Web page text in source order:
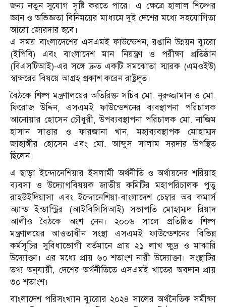
জন্য নতুন সুযোগ সৃষ্টি করতে পারে। এ ক্ষেত্রে হালাল শিল্পের
জ্ঞান ও অভিজ্ঞতা বিনিময়ের মাধ্যমে দুই দেশের মধ্যে সহযোগিতা
আরো জোরদার হবে।
এ সময় বাংলাদেশের এসএমই ফাউন্ডেশন, রপ্তানি উন্নয়ন ব্যুরো
(ইপিবি) এবং বাংলাদেশ মান নিয়ন্ত্রণ ও পরীক্ষা প্রতিষ্ঠান
(বিএসটিআই)-এর সঙ্গে দ্রুত একটি সমঝোতা স্মারক (এমওইউ)
স্বাক্ষরের বিষয়ে আগ্রহ প্রকাশ করেন রাষ্ট্রদূত।
বৈঠকে শিল্প মন্ত্রণালয়ের অতিরিক্ত সচিব মো. নূরুজ্জামান ও মো.
ফিরোজ উদ্দিন, এসএমই ফাউন্ডেশনের ব্যবস্থাপনা পরিচালক
আনোয়ার হোসেন চৌধুরী, উপব্যবস্থাপনা পরিচালক মো. নাজিম
হাসান সাত্তার ও ফারজানা খান, মহাব্যবস্থাপক মোহাম্মদ
জাহাঙ্গীর হোসেন এবং মো. আব্দুস সালাম সরদার উপস্থিত
ছিলেন।
এ ছাড়া ইন্দোনেশিয়ার ইসলামী অর্থনীতি ও অর্থায়নের শরিয়াহ
ব্যবসা ও উদ্যোগবিষয়ক জাতীয় কমিটির মহাপরিচালক পুতু
রাহউইদিয়াসা এবং ইন্দোনেশিয়া-বাংলাদেশ চেম্বার অব কমার্স
অ্যান্ড ইন্ডাস্ট্রির (আইবিসিসিআই) সভাপতি মোহাম্মদ রিয়াদ
আলীও বৈঠকে অংশ নেন। ২০০৬ সালে প্রতিষ্ঠিত শিল্প
মন্ত্রণালয়ের আওতাধীন সংস্থা এসএমই ফাউন্ডেশনের বিভিন্ন
কর্মসূচির সুবিধাভোগী বর্তমানে প্রায় ২১ লাখ ক্ষুদ্র ও মাঝারি
উদ্যোক্তা। এর মধ্যে প্রায় ৬০ শতাংশ নারী উদ্যোক্তা। সংস্থাটির
তথ্য অনুযায়ী, দেশের অর্থনীতিতে এসএমই খাতের অবদান প্রায়
৩০ শতাংশ।
বাংলাদেশ পরিসংখ্যান ব্যুরোর ২০২৪ সালের অর্থনৈতিক সমীক্ষা